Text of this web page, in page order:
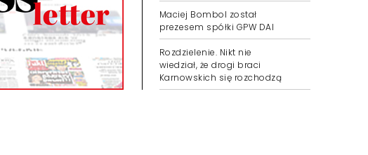
Maciej Bombol został
prezesem spółki GPW DAI
Rozdzielenie. Nikt nie
wiedział, że drogi braci
Karnowskich się rozchodzą